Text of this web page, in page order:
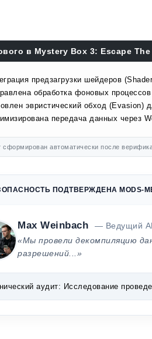
в Mystery Box 3: Escape
предзагрузки шейдеров
обработка фоновых
эвристический обход (Evasion)
передача данных через
автоматически после
ПОДТВЕРЖДЕНА MODS-
Max Weinbach
— Ведущий
«Мы провели декомпиляцию
разрешений...»
аудит: Исследование